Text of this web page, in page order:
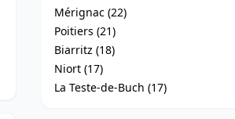
Mérignac (22)
Poitiers (21)
Biarritz (18)
Niort (17)
La Teste-de-Buch (17)